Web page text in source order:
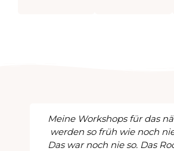
Meine Workshops für das
werden so früh wie noch
Das war noch nie so. Das